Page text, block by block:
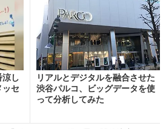
涼し
ッセ
リアルとデジタルを融合させた
渋谷パルコ、ビッグデータを使
って分析してみた